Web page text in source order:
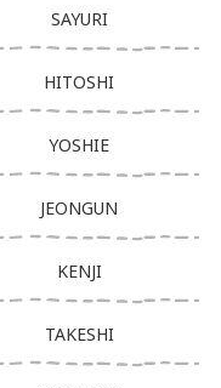
SAYURI
HITOSHI
YOSHIE
JEONGUN
KENJI
TAKESHI